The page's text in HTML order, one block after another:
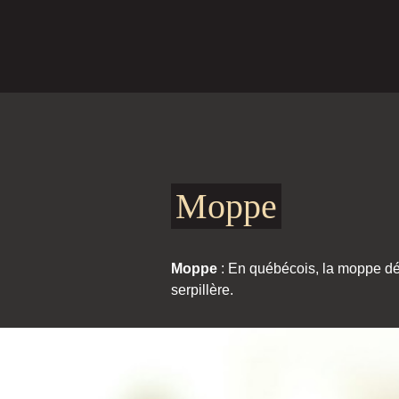
Moppe
Moppe : En québécois, la moppe
serpillère.